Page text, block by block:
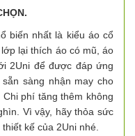
biến nhất là kiểu áo cổ
lại thích áo có mũ, áo
2Uni để được đáp ứng
sàng nhận may cho
phí tăng thêm không
Vì vậy, hãy thỏa sức
kế của 2Uni nhé.